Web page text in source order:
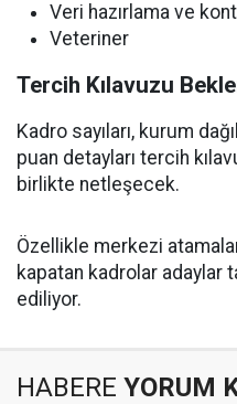
Veri hazırlama ve
Veteriner
Tercih Kılavuzu
Kadro sayıları, kurum
puan detayları tercih
birlikte netleşecek.
Özellikle merkezi
kapatan kadrolar adaylar
ediliyor.
HABERE YORUM